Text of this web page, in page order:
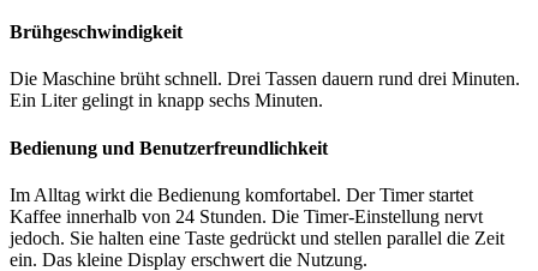
Brühgeschwindigkeit
Die Maschine brüht schnell. Drei Tassen dauern rund drei Minuten.
Ein Liter gelingt in knapp sechs Minuten.
Bedienung und Benutzerfreundlichkeit
Im Alltag wirkt die Bedienung komfortabel. Der Timer startet
Kaffee innerhalb von 24 Stunden. Die Timer-Einstellung nervt
jedoch. Sie halten eine Taste gedrückt und stellen parallel die Zeit
ein. Das kleine Display erschwert die Nutzung.